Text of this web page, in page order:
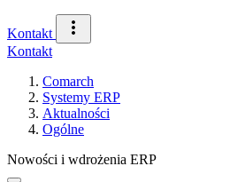
Kontakt
Kontakt
Comarch
Systemy ERP
Aktualności
Ogólne
Nowości i wdrożenia ERP